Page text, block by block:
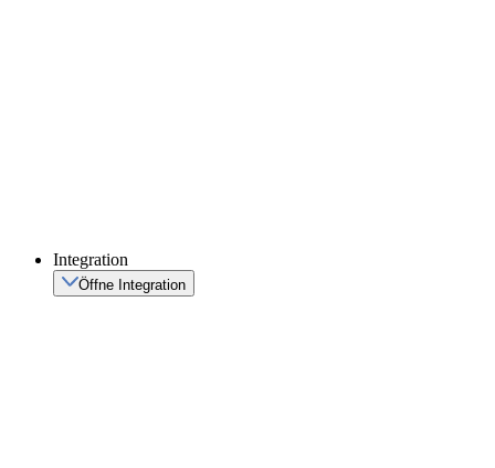
Integration
Öffne Integration